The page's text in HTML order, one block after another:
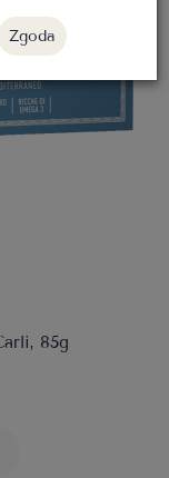
85g
Zgoda